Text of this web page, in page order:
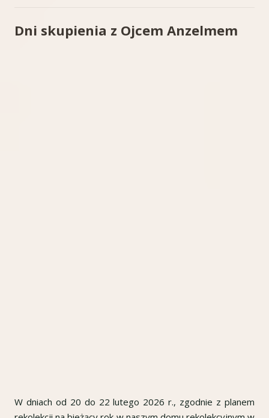
Dni skupienia z Ojcem Anzelmem
W dniach od 20 do 22 lutego 2026 r., zgodnie z planem